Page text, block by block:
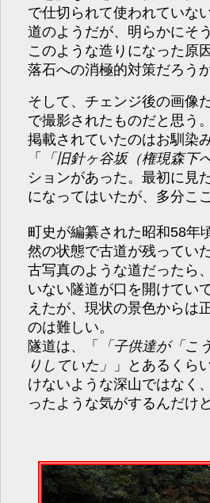
で仕切られて使われていな
道のようだが、明らかにそ
このような造りになった原
落石への消極的対策だろうか
そして、チェンジ後の画像
で撮影されたものだと思う。
掲載されていたのはお馴染
「
旧針ヶ谷坂（権現森下
ションがあった。最初に見
になってはいたが、多分ここ
町史が編纂された昭和58年
然の状態で古道が残ってい
古写真のような道だったら
いない隧道が口を開けてい
えたが、現状の景色からは
のは難しい。
隧道は、「
子供達が「こ
りしていた
」とあるくら
けないような深山ではなく
ったような気がするんだけ